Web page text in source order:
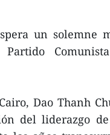
un solemne
Dao Thanh
del liderazgo